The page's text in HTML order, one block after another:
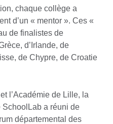
chaque collège a
d’un « mentor ». Ces «
de finalistes de
d’Irlande, de
de Chypre, de Croatie
l’Académie de Lille, la
SchoolLab a réuni de
départemental des